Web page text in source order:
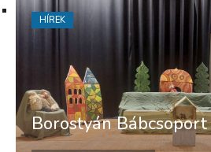
Borostyán
HÍREK